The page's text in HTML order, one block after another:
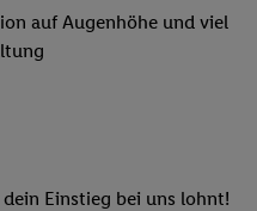
auf Augenhöhe und viel
Einstieg bei uns lohnt!